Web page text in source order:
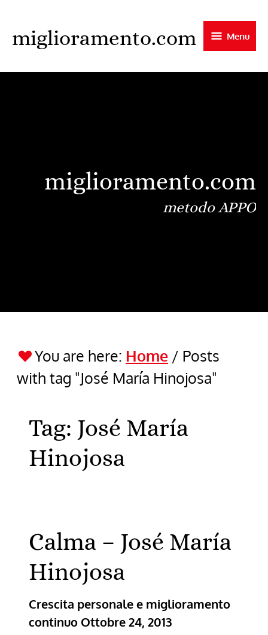
to
content
miglioramento.com Menu
miglioramento.com
metodo APPO
You are here: Home / Posts
with tag "José María Hinojosa"
Tag: José María
Hinojosa
Calma – José María
Hinojosa
Crescita personale e miglioramento
continuo Ottobre 24, 2013